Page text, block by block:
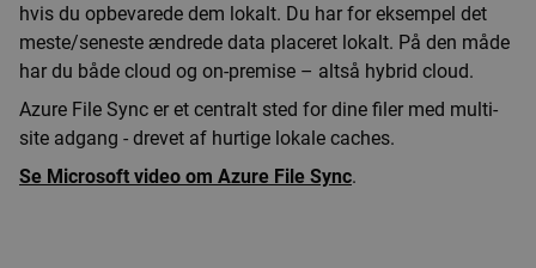
hvis du opbevarede dem lokalt. Du har for eksempel det
meste/seneste ændrede data placeret lokalt. På den måde
har du både cloud og on-premise – altså hybrid cloud.
Azure File Sync er et centralt sted for dine filer med multi-
site adgang - drevet af hurtige lokale caches.
Se Microsoft video om Azure File Sync.